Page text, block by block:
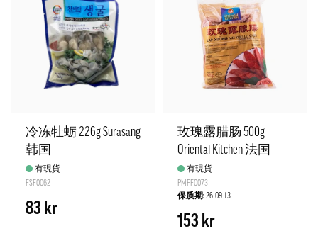
冷冻牡蛎 226g Surasang
韩国
有現貨
FSF0062
83 kr
玫瑰露腊肠 500g
Oriental Kitchen 法国
有現貨
PMFF0073
保质期:26-09-13
153 kr